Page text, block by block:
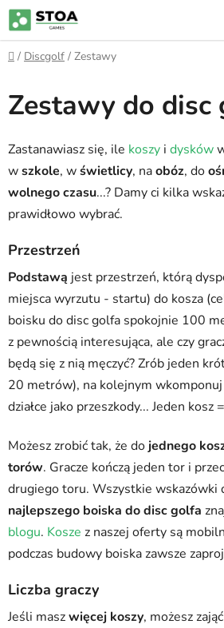
Przejść
do
treści
Home
/ Discgolf / Zestawy
Zestawy do disc
Zastanawiasz się, ile koszy i dysków
wszkole, wświetlicy, naobóz, do
wolnego czasu...? Damy ci kilka
prawidłowo wybrać.
Przestrzeń
Podstawą jest przestrzeń, którą
miejsca wyrzutu - startu) do kosza
boisku do disc golfa spokojnie 100
z pewnością interesująca, ale czy
będą się z nią męczyć? Zrób jeden
20 metrów), na kolejnym
działce jako przeszkody... Jeden kosz
Możesz zrobić tak, że do jednego
torów. Gracze kończą jeden tor i
drugiego toru. Wszystkie wskazówki
najlepszego boiska do disc golfa
blogu. Kosze z naszej oferty są
podczas budowy boiska zawsze
Liczba graczy
Jeśli maszwięcej koszy, możesz